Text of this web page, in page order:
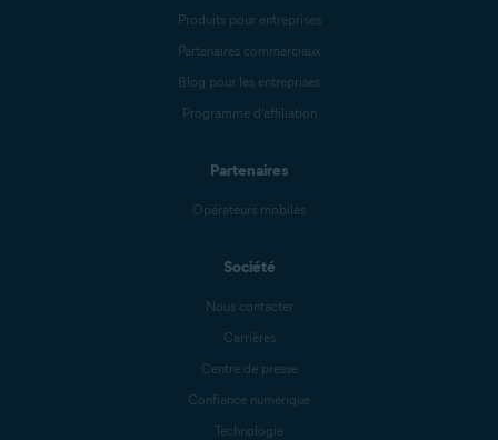
Produits pour entreprises
Partenaires commerciaux
Blog pour les entreprises
Programme d’affiliation
Partenaires
Opérateurs mobiles
Société
Nous contacter
Carrières
Centre de presse
Confiance numérique
Technologie